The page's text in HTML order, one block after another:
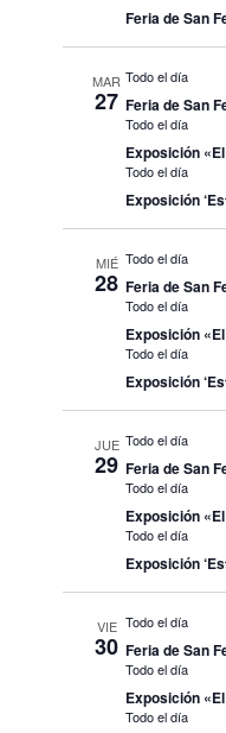
Feria de San
MAR
27
Todo el día
Feria de San
Todo el día
Exposición
Todo el día
Exposición
MIÉ
28
Todo el día
Feria de San
Todo el día
Exposición
Todo el día
Exposición
JUE
29
Todo el día
Feria de San
Todo el día
Exposición
Todo el día
Exposición
VIE
30
Todo el día
Feria de San
Todo el día
Exposición
Todo el día